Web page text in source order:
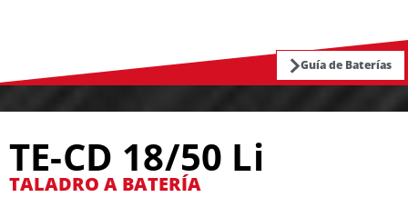
Guía de Baterías
TE-CD 18/50 Li
TALADRO A BATERÍA